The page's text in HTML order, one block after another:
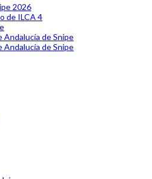
2026
de ILCA 4
Andalucía de Snipe
Andalucía de Snipe